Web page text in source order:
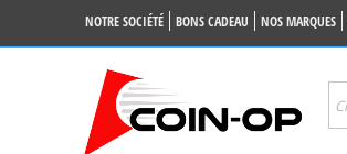
NOTRE SOCIÉTÉ BONS CADEAU NOS MARQUES